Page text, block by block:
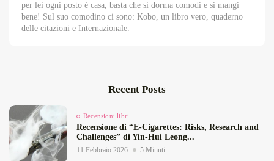
per lei ogni posto è casa, basta che si dorma comodi e si mangi
bene! Sul suo comodino ci sono: Kobo, un libro vero, quaderno
delle citazioni e Internazionale.
Recent Posts
Recensioni libri
Recensione di “E‑Cigarettes: Risks, Research and
Challenges” di Yin‑Hui Leong...
11 Febbraio 2026 5 Minuti